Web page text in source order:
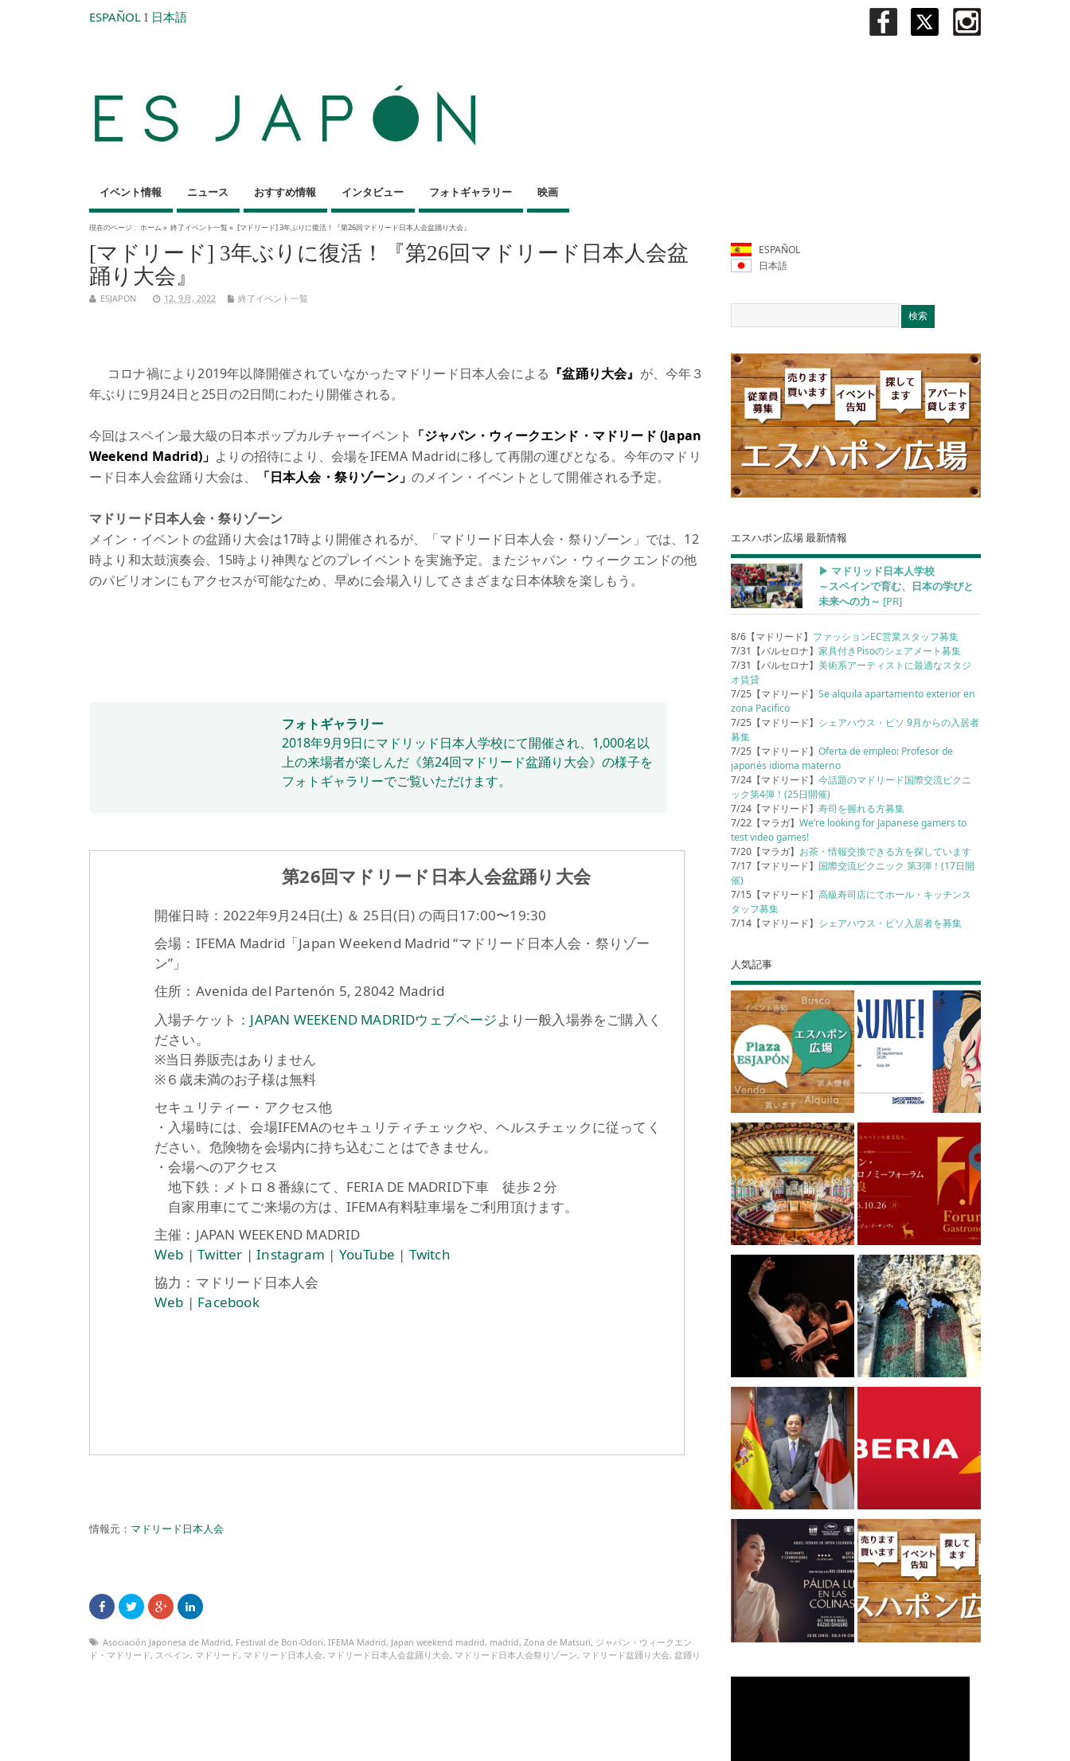
ESPAÑOL I 日本語
イベント情報 ニュース おすすめ情報 インタビュー フォトギャラリー 映画
現在のページ : ホーム » 終了イベント一覧» [マドリード] 3年ぶりに復活！『第26回マドリード日本人会盆踊り大会』
[マドリード] 3年ぶりに復活！『第26回マドリード日本人会盆
踊り大会』
ESJAPON 12, 9月, 2022 終了イベント一覧
コロナ禍により2019年以降開催されていなかったマドリード日本人会による 『盆踊り大会』 が、今年３
年ぶりに9月24日と25日の2日間にわたり開催される。
今回はスペイン最大級の日本ポップカルチャーイベント 「ジャパン・ウィークエンド・マドリード (Japan
Weekend Madrid)」 よりの招待により、会場をIFEMA Madridに移して再開の運びとなる。今年のマドリ
ード日本人会盆踊り大会は、
「日本人会・祭りゾーン」のメイン・イベントとして開催される予定。
マドリード日本人会・祭りゾーン
メイン・イベントの盆踊り大会は17時より開催されるが、「マドリード日本人会・祭りゾーン」では、12
時より和太鼓演奏会、15時より神輿などのプレイベントを実施予定。またジャパン・ウィークエンドの他
のパビリオンにもアクセスが可能なため、早めに会場入りしてさまざまな日本体験を楽しもう。
フォトギャラリー
2018年9月9日にマドリッド日本人学校にて開催され、1,000名以
上の来場者が楽しんだ《第24回マドリード盆踊り大会》の様子を
フォトギャラリーでご覧いただけます。
第26回マドリード日本人会盆踊り大会
開催日時：2022年9月24日(土) ＆ 25日(日) の両日17:00〜19:30
会場：IFEMA Madrid「Japan Weekend Madrid “マドリード日本人会・祭りゾー
ン”」
住所：Avenida del Partenón 5, 28042 Madrid
入場チケット： JAPAN WEEKEND MADRIDウェブページより一般入場券をご購入く
ださい。
※当日券販売はありません
※６歳未満のお子様は無料
セキュリティー・アクセス他
・入場時には、会場IFEMAのセキュリティチェックや、ヘルスチェックに従ってく
ださい。危険物を会場内に持ち込むことはできません。
・会場へのアクセス
地下鉄：メトロ８番線にて、FERIA DE MADRID下車 徒歩２分
自家用車にてご来場の方は、IFEMA有料駐車場をご利用頂けます。
主催：JAPAN WEEKEND MADRID
Web |Twitter |Instagram | YouTube | Twitch
協力：マドリード日本人会
Web | Facebook
情報元： マドリード日本人会
Asociación Japonesa de Madrid, Festival de Bon-Odori, IFEMA Madrid, Japan weekend madrid, madrid, Zona de Matsuri, ジャパン・ウィークエン
ド・マドリード, スペイン, マドリード, マドリード日本人会, マドリード日本人会盆踊り大会, マドリード日本人会祭りゾーン, マドリード盆踊り大会, 盆踊り
ESPAÑOL
日本語
エスハポン広場 最新情報
▶︎ マドリッド日本人学校
～スペインで育む、日本の学びと
未来への力～ [PR]
8/6【マドリード】 ファッションEC営業スタッフ募集
7/31【バルセロナ】家具付きPisoのシェアメート募集
7/31【バルセロナ】美術系アーティストに最適なスタジ
オ賃貸
7/25【マドリード】Se alquila apartamento exterior en
zona Pacifico
7/25【マドリード】 シェアハウス・ピソ 9月からの入居者
募集
7/25【マドリード】Oferta de empleo: Profesor de
japonés idioma materno
7/24【マドリード】今話題のマドリード国際交流ピクニ
ック第4弾！(25日開催)
7/24【マドリード】寿司を握れる方募集
7/22【マラガ】We’re looking for Japanese gamers to
test video games!
7/20【マラガ】 お茶・情報交換できる方を探しています
7/17【マドリード】 国際交流ピクニック 第3弾！(17日開
催)
7/15【マドリード】高級寿司店にてホール・キッチンス
タッフ募集
7/14【マドリード】 シェアハウス・ピソ入居者を募集
人気記事